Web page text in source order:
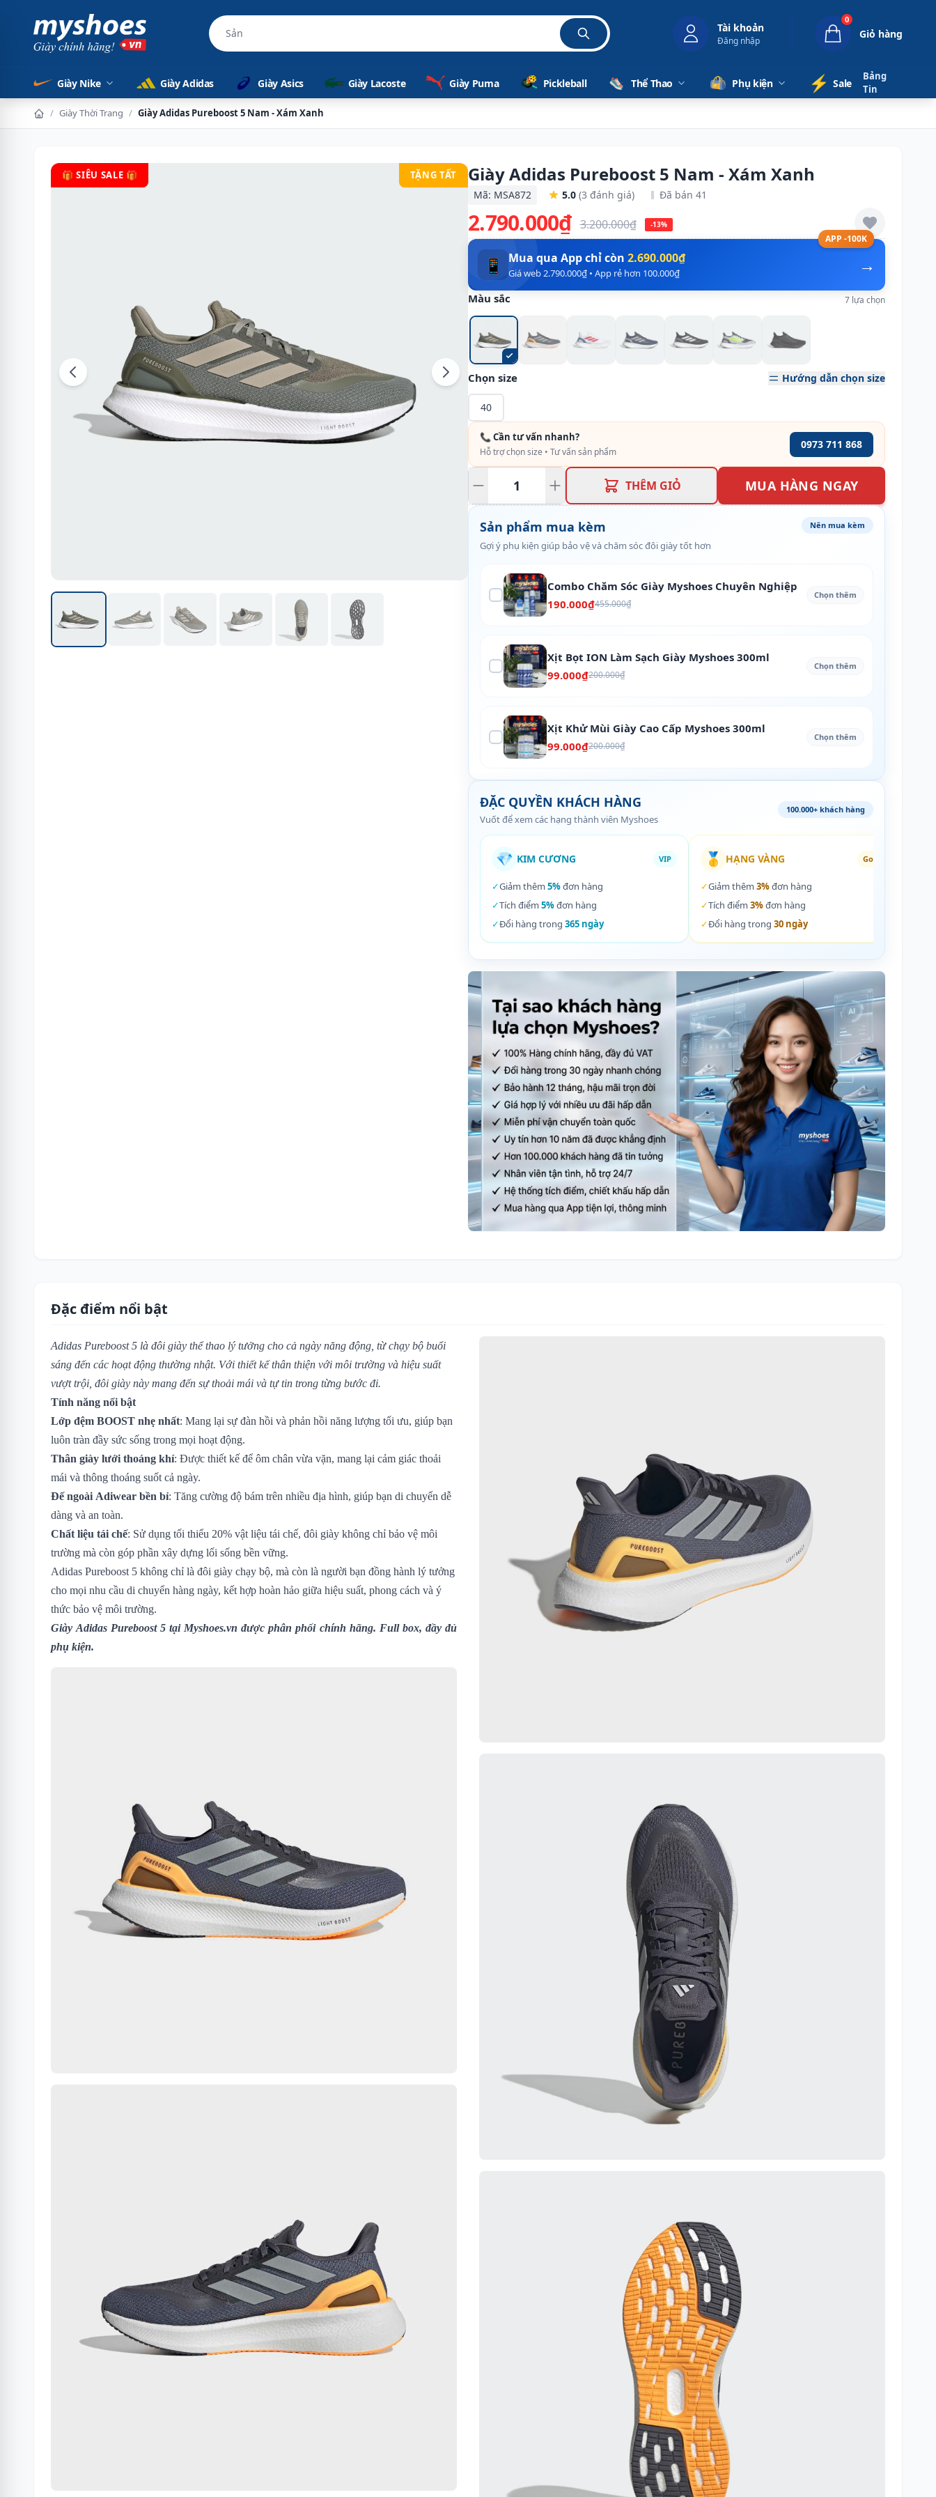
Sản phẩm chính hãng 1 Tài khoản
Đăng nhập
0
Giỏ hàng
Giày Nike Giày Adidas Giày Asics Giày Lacoste Giày Puma Pickleball Thể Thao Phụ kiện ⚡️ Sale
Bảng
Tin
/ Giày Thời Trang / Giày Adidas Pureboost 5 Nam - Xám Xanh
🎁 SIÊU SALE 🎁 TẶNG TẤT Giày Adidas Pureboost 5 Nam - Xám Xanh
Mã: MSA872 5.0 (3 đánh giá) Đã bán 41
2.790.000₫ 3.200.000₫ -13%
APP -100K
→
📱 Mua qua App chỉ còn 2.690.000₫
Giá web 2.790.000₫ • App rẻ hơn 100.000₫
Màu sắc 7 lựa chọn
Chọn size Hướng dẫn chọn size
40
📞 Cần tư vấn nhanh?
Hỗ trợ chọn size • Tư vấn sản phẩm
0973 711 868
THÊM GIỎ MUA HÀNG NGAY
Sản phẩm mua kèm
Gợi ý phụ kiện giúp bảo vệ và chăm sóc đôi giày tốt hơn
Nên mua kèm
Combo Chăm Sóc Giày Myshoes Chuyên Nghiệp
190.000₫455.000₫
Chọn thêm
Xịt Bọt ION Làm Sạch Giày Myshoes 300ml
99.000₫200.000₫
Chọn thêm
Xịt Khử Mùi Giày Cao Cấp Myshoes 300ml
99.000₫200.000₫
Chọn thêm
ĐẶC QUYỀN KHÁCH HÀNG
Vuốt để xem các hạng thành viên Myshoes
100.000+ khách hàng
💎 KIM CƯƠNG VIP
✓Giảm thêm 5%đơn hàng
✓Tích điểm 5%đơn hàng
✓Đổi hàng trong 365 ngày
🥇 HẠNG VÀNG Gold
✓Giảm thêm 3%đơn hàng
✓Tích điểm 3%đơn hàng
✓Đổi hàng trong 30 ngày
Đặc điểm nổi bật
Adidas Pureboost 5 là đôi giày thể thao lý tưởng cho cả ngày năng động, từ chạy bộ buổi
sáng đến các hoạt động thường nhật. Với thiết kế thân thiện với môi trường và hiệu suất
vượt trội, đôi giày này mang đến sự thoải mái và tự tin trong từng bước đi.
Tính năng nổi bật
Lớp đệm BOOST nhẹ nhất: Mang lại sự đàn hồi và phản hồi năng lượng tối ưu, giúp bạn
luôn tràn đầy sức sống trong mọi hoạt động.
Thân giày lưới thoáng khí: Được thiết kế để ôm chân vừa vặn, mang lại cảm giác thoải
mái và thông thoáng suốt cả ngày.
Đế ngoài Adiwear bền bỉ: Tăng cường độ bám trên nhiều địa hình, giúp bạn di chuyển dễ
dàng và an toàn.
Chất liệu tái chế: Sử dụng tối thiểu 20% vật liệu tái chế, đôi giày không chỉ bảo vệ môi
trường mà còn góp phần xây dựng lối sống bền vững.
Adidas Pureboost 5 không chỉ là đôi giày chạy bộ, mà còn là người bạn đồng hành lý tưởng
cho mọi nhu cầu di chuyển hàng ngày, kết hợp hoàn hảo giữa hiệu suất, phong cách và ý
thức bảo vệ môi trường.
Giày Adidas Pureboost 5 tại Myshoes.vn được phân phối chính hãng. Full box, đầy đủ
phụ kiện.